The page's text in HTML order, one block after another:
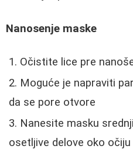
Nanosenje maske
Očistite lice pre
Moguće je napraviti
da se pore otvore
Nanesite masku
osetljive delove oko očiju